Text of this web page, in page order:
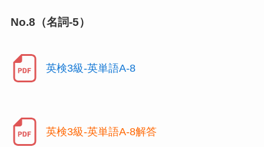
No.8（名詞-5）
英検3級-英単語A-8
英検3級-英単語A-8解答